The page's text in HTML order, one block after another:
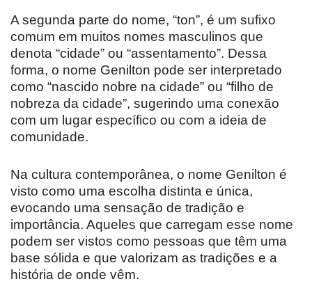
A segunda parte do nome, “ton”, é um sufixo
comum em muitos nomes masculinos que
denota “cidade” ou “assentamento”. Dessa
forma, o nome Genilton pode ser interpretado
como “nascido nobre na cidade” ou “filho de
nobreza da cidade”, sugerindo uma conexão
com um lugar específico ou com a ideia de
comunidade.
Na cultura contemporânea, o nome Genilton é
visto como uma escolha distinta e única,
evocando uma sensação de tradição e
importância. Aqueles que carregam esse nome
podem ser vistos como pessoas que têm uma
base sólida e que valorizam as tradições e a
história de onde vêm.